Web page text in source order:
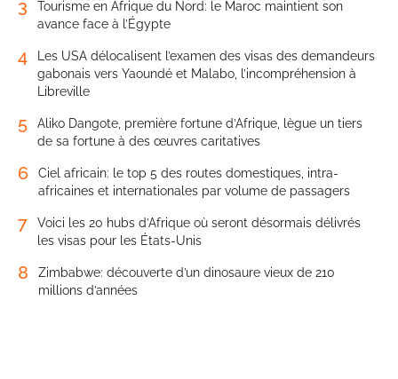
3
Tourisme en Afrique du Nord: le Maroc maintient son
avance face à l’Égypte
4
Les USA délocalisent l’examen des visas des demandeurs
gabonais vers Yaoundé et Malabo, l’incompréhension à
Libreville
5
Aliko Dangote, première fortune d’Afrique, lègue un tiers
de sa fortune à des œuvres caritatives
6
Ciel africain: le top 5 des routes domestiques, intra-
africaines et internationales par volume de passagers
7
Voici les 20 hubs d’Afrique où seront désormais délivrés
les visas pour les États-Unis
8
Zimbabwe: découverte d’un dinosaure vieux de 210
millions d’années